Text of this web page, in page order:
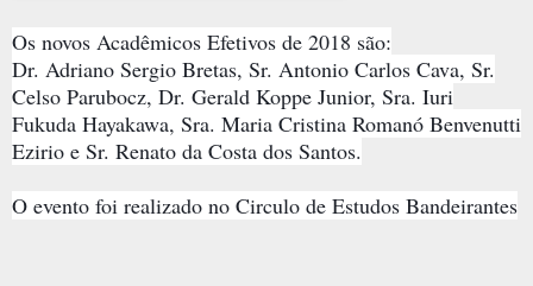
Os novos Acadêmicos Efetivos de 2018 são:
Dr. Adriano Sergio Bretas, Sr. Antonio Carlos Cava, Sr.
Celso Parubocz, Dr. Gerald Koppe Junior, Sra. Iuri
Fukuda Hayakawa, Sra. Maria Cristina Romanó Benvenutti
Ezirio e Sr. Renato da Costa dos Santos.
O evento foi realizado no Circulo de Estudos Bandeirantes